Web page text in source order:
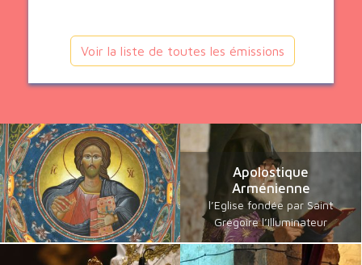
Voir la liste de toutes les émissions
Apolostique
Arménienne
l’Eglise fondée par Saint
Grégoire l’Illuminateur